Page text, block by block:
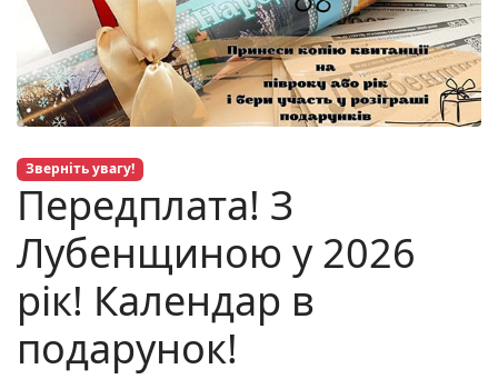
Зверніть увагу!
Передплата! З
Лубенщиною у 2026
рік! Календар в
подарунок!